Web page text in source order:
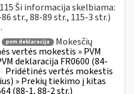
Ši informacija skelbiama:
str., 88-89 str., 115-3 str.)
pvm deklaracija
Mokesčių
vertės mokestis » PVM
deklaracija FR0600 (84-
Pridėtinės vertės mokestis
» Prekių tiekimo į kitas
(88-1, 88-2 str.)